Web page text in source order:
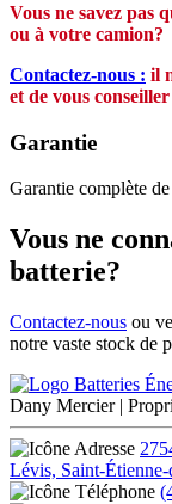
Vous ne savez pas
ou à votre camion?
Contactez-nous : il
et de vous
Garantie
Garantie complète
Vous ne
batterie?
Contactez-nous ou
notre vaste stock de
Dany Mercier|
Lévis, Saint-